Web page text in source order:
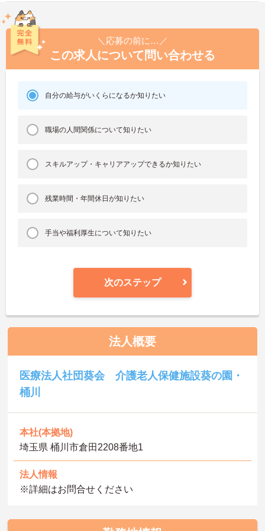
＼応募の前に…／
この求人について問い合わせる
自分の給与がいくらになるか知りたい
職場の人間関係について知りたい
スキルアップ・キャリアアップできるか知りたい
残業時間・年間休日が知りたい
手当や福利厚生について知りたい
次のステップ
法人概要
医療法人社団葵会 介護老人保健施設葵の園・
桶川
本社(本拠地)
埼玉県 桶川市倉田2208番地1
法人情報
※詳細はお問合せください